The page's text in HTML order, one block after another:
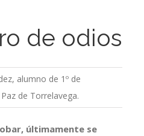
de odios
alumno de 1º de
de Torrelavega.
últimamente se